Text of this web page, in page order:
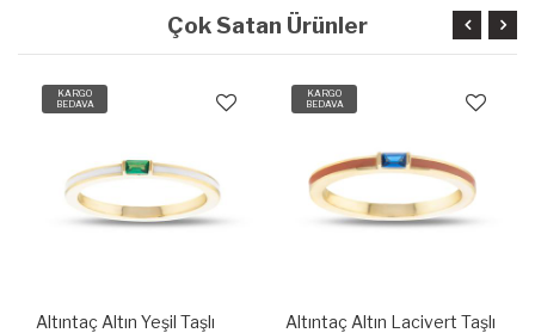
Çok Satan Ürünler
KARGO
BEDAVA
Altıntaç Altın Yeşil Taşlı
KARGO
BEDAVA
Altıntaç Altın Lacivert Taşlı